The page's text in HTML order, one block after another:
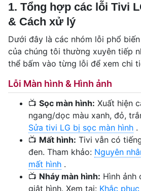
1. Tổng hợp các lỗi Tivi
& Cách xử lý
Dưới đây là các nhóm lỗi phổ
của chúng tôi thường xuyên tiếp
thể bấm vào từng lỗi để xem chi
Lỗi Màn hình & Hình ảnh
📺 Sọc màn hình: Xuất hiện
ngang/dọc màu xanh, đỏ,
Sửa tivi LG bị sọc màn hình .
📺 Mất hình: Tivi vẫn có
đen. Tham khảo: Nguyên
mất hình .
📺 Nháy màn hình: Hình ảnh
giật hình. Xem tại: Khắc